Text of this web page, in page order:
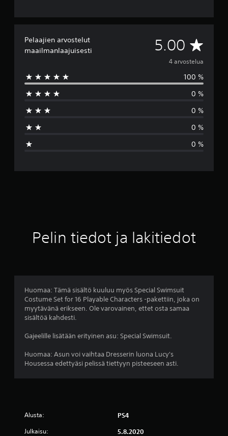
Pelaajien arvostelut
maailmanlaajuisesti
5.00 K
e
s
k
a
v
t
e
i
4 arvostelua
100 %
0 %
0 %
0 %
0 %
Pelin tiedot ja lakitiedot
Huomaa: Tämä sisältö kuuluu myös Special Swimsuit
Costume Set for 16 Playable Characters -pakettiin, joka on
myytävänä erikseen. Ole varovainen, ettet osta samaa
sisältöä kahdesti.
Gajeelille lisätään erityinen asu: Special Swimsuit.
Huomaa: Asun voi vaihtaa Dresserin luona Lucy's
Housessa edettyäsi pelissä tiettyyn pisteeseen asti.
Alusta: PS4
Julkaisu: 5.8.2020